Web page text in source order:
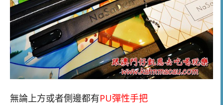
無論上方或者側邊都有PU彈性手把